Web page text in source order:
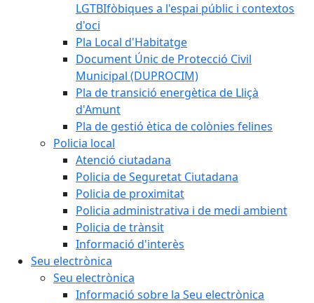
LGTBIfòbiques a l'espai públic i contextos
d'oci
Pla Local d'Habitatge
Document Únic de Protecció Civil
Municipal (DUPROCIM)
Pla de transició energètica de Lliçà
d'Amunt
Pla de gestió ètica de colònies felines
Policia local
Atenció ciutadana
Policia de Seguretat Ciutadana
Policia de proximitat
Policia administrativa i de medi ambient
Policia de trànsit
Informació d'interès
Seu electrònica
Seu electrònica
Informació sobre la Seu electrònica